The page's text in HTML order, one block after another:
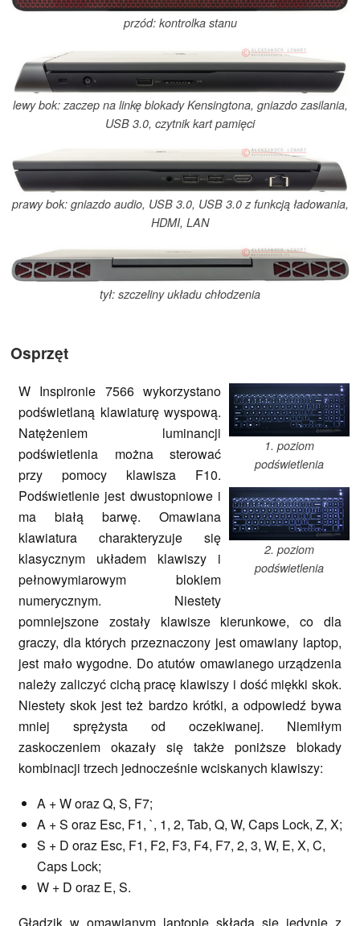
przód: kontrolka stanu
lewy bok: zaczep na linkę blokady Kensingtona, gniazdo zasilania,
USB 3.0, czytnik kart pamięci
prawy bok: gniazdo audio, USB 3.0, USB 3.0 z funkcją ładowania,
HDMI, LAN
tył: szczeliny układu chłodzenia
Osprzęt
1. poziom
podświetlenia
2. poziom
podświetlenia
W Inspironie 7566 wykorzystano
podświetlaną klawiaturę wyspową.
Natężeniem luminancji
podświetlenia można sterować
przy pomocy klawisza F10.
Podświetlenie jest dwustopniowe i
ma białą barwę. Omawiana
klawiatura charakteryzuje się
klasycznym układem klawiszy i
pełnowymiarowym blokiem
numerycznym. Niestety
pomniejszone zostały klawisze kierunkowe, co dla
graczy, dla których przeznaczony jest omawiany laptop,
jest mało wygodne. Do atutów omawianego urządzenia
należy zaliczyć cichą pracę klawiszy i dość miękki skok.
Niestety skok jest też bardzo krótki, a odpowiedź bywa
mniej sprężysta od oczekiwanej. Niemiłym
zaskoczeniem okazały się także poniższe blokady
kombinacji trzech jednocześnie wciskanych klawiszy:
A + W oraz Q, S, F7;
A + S oraz Esc, F1, `, 1, 2, Tab, Q, W, Caps Lock, Z, X;
S + D oraz Esc, F1, F2, F3, F4, F7, 2, 3, W, E, X, C,
Caps Lock;
W + D oraz E, S.